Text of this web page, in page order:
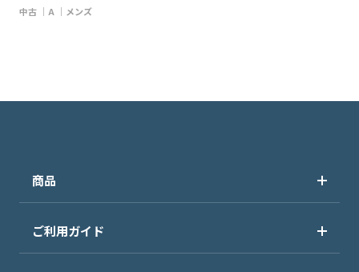
中古 A メンズ
商品
ご利用ガイド